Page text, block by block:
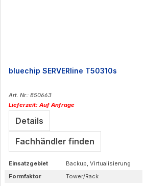
bluechip SERVERline T50310s
Art. Nr.: 850663
Lieferzeit: Auf Anfrage
Details
Fachhändler finden
Einsatzgebiet
Backup, Virtualisierung
Formfaktor
Tower/Rack